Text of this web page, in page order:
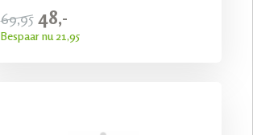
69,95 48,-
Bespaar nu 21,95